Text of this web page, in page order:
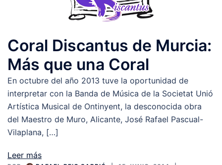
Coral Discantus de Murcia:
Más que una Coral
En octubre del año 2013 tuve la oportunidad de
interpretar con la Banda de Música de la Societat Unió
Artística Musical de Ontinyent, la desconocida obra
del Maestro de Muro, Alicante, José Rafael Pascual-
Vilaplana, […]
Leer más